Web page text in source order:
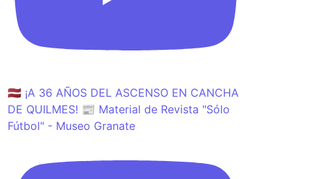
🇱🇻 ¡A 36 AÑOS DEL ASCENSO EN CANCHA
DE QUILMES! 📰 Material de Revista "Sólo
Fútbol" - Museo Granate